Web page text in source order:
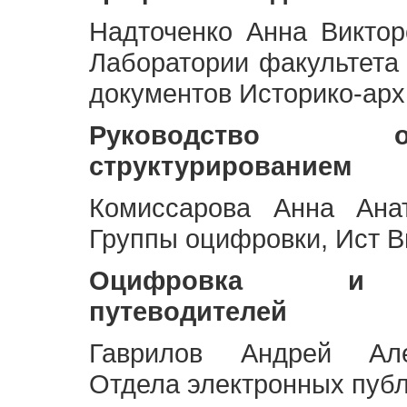
Надточенко Анна
Лаборатории
документов Историко-
Руководство
структурированием
Комиссарова Анна
Группы оцифровки, Ист
Оцифровка и
путеводителей
Гаврилов Андрей
Отдела электронных